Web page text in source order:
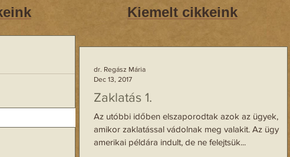
Kiemelt cikkeink
személyiségzavar
Zaklatás 1.
Az utóbbi időben elszaporodtak azok az ügyek,
amikor zaklatással vádolnak meg valakit. Az ügy
amerikai példára indult, de ne felejtsük...
dr. Regász Mária
Dec 13, 2017